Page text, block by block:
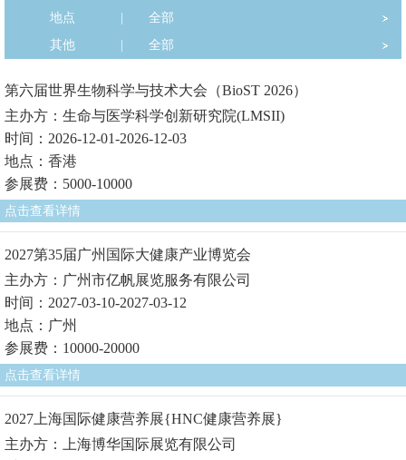
地点
全部
其他
全部
第六届世界生物科学与技术大会（BioST 2026）
主办方：生命与医学科学创新研究院(LMSII)
时间：2026-12-01-2026-12-03
地点：香港
参展费：5000-10000
点击查看详情
2027第35届广州国际大健康产业博览会
主办方：广州市亿帆展览服务有限公司
时间：2027-03-10-2027-03-12
地点：广州
参展费：10000-20000
点击查看详情
2027上海国际健康营养展{HNC健康营养展}
主办方：上海博华国际展览有限公司